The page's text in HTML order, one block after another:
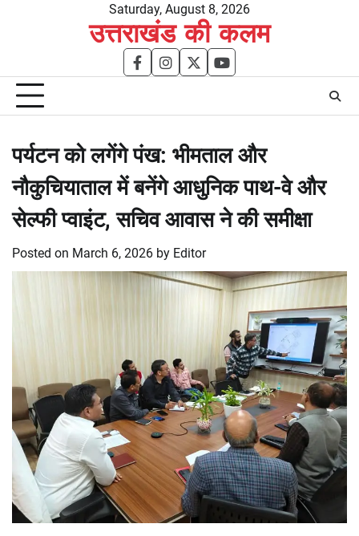
Saturday, August 8, 2026
उत्तराखंड की कलम
facebookinstagram
twitteryoutube
पर्यटन को लगेंगे पंख: भीमताल और
नौकुचियाताल में बनेंगे आधुनिक पाथ-वे और
सेल्फी प्वाइंट, सचिव आवास ने की समीक्षा
Posted on March 6, 2026 by Editor